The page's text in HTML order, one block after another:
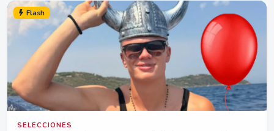
Flash
SELECCIONES